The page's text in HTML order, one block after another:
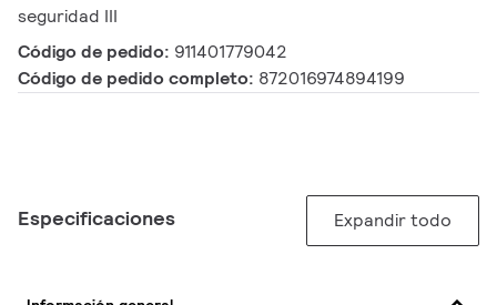
seguridad III
Código de pedido: 911401779042
Código de pedido completo: 872016974894199
Especificaciones Expandir todo